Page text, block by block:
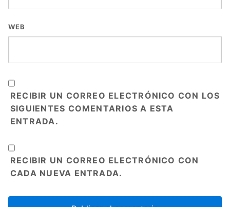
WEB
RECIBIR UN CORREO ELECTRÓNICO CON LOS
SIGUIENTES COMENTARIOS A ESTA
ENTRADA.
RECIBIR UN CORREO ELECTRÓNICO CON
CADA NUEVA ENTRADA.